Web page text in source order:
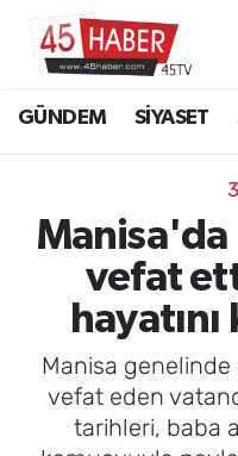
GÜNDEM SİYASET
Manisa'da
vefat
Manisa genelinde
vefat eden
tarihleri, baba
SİYASET
SPOR
EKONOMİ
3.SAYFA
EĞİTİM
Manisa Hava
Manisa Namaz
Manisa Trafik
Süper Lig Puan
Tüm Manşetler